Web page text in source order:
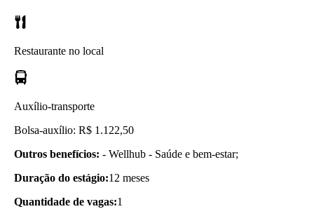
Restaurante no local
Auxílio-transporte
Bolsa-auxílio: R$ 1.122,50
Outros benefícios: - Wellhub - Saúde e bem-estar;
Duração do estágio:12 meses
Quantidade de vagas:1